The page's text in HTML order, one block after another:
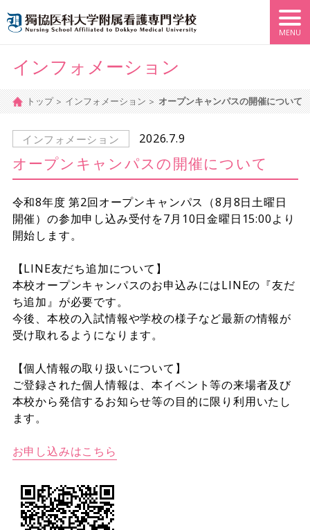
インフォメーション
トップ インフォメーション オープンキャンパスの開催について
インフォメーション 2026.7.9
オープンキャンパスの開催について
令和8年度 第2回オープンキャンパス（8月8日土曜日
開催）の参加申し込み受付を7月10日金曜日15:00より
開始します。
【LINE友だち追加について】
本校オープンキャンパスのお申込みにはLINEの『友だ
ち追加』が必要です。
今後、本校の入試情報や学校の様子など最新の情報が
受け取れるようになります。
【個人情報の取り扱いについて】
ご登録された個人情報は、本イベント等の来場者及び
本校から発信するお知らせ等の目的に限り利用いたし
ます。
お申し込みはこちら